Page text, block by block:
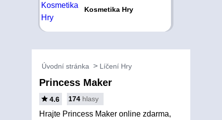
Kosmetika Hry
Úvodní stránka Líčení Hry
Princess Maker
4.6 174 hlasy
Hrajte Princess Maker online zdarma,